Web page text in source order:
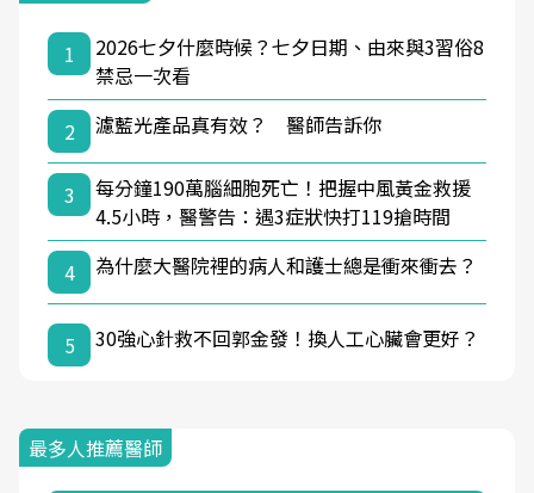
1
2026七夕什麼時候？七夕日期、由來與3習俗8
禁忌一次看
2
濾藍光產品真有效？ 醫師告訴你
3
每分鐘190萬腦細胞死亡！把握中風黃金救援
4.5小時，醫警告：遇3症狀快打119搶時間
4
為什麼大醫院裡的病人和護士總是衝來衝去？
5 30強心針救不回郭金發！換人工心臟會更好？
最多人推薦醫師